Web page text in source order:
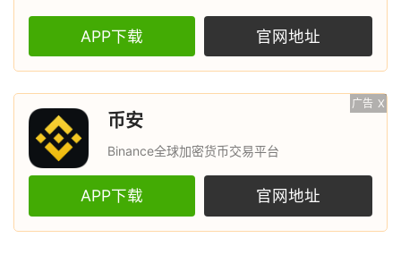
APP下载 官网地址
广告 X
币安
Binance全球加密货币交易平台
APP下载 官网地址